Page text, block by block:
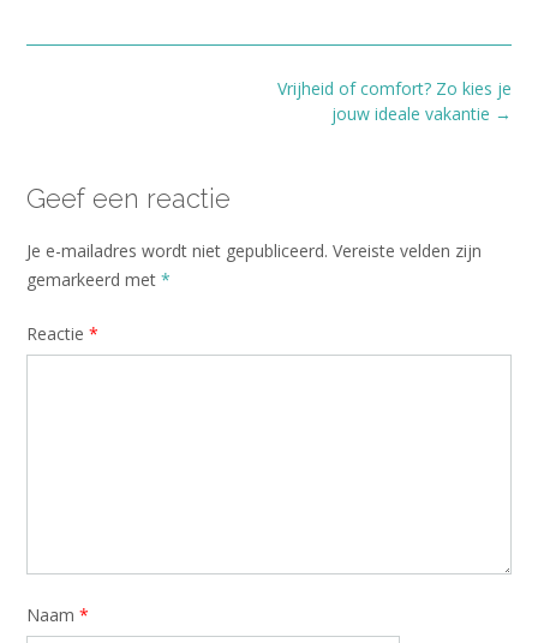
Vrijheid of comfort? Zo kies je
jouw ideale vakantie →
Geef een reactie
Je e-mailadres wordt niet gepubliceerd. Vereiste velden zijn
gemarkeerd met *
Reactie *
Naam *